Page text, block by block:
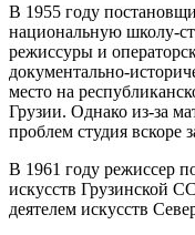
В 1955 году
национальную школу-
режиссуры и
документально-
место на
Грузии. Однако из-за
проблем студия вскоре
В 1961 году режиссер
искусств Грузинской
деятелем искусств